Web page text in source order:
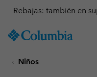
TO
SKIP
Rebajas: también en
Niños